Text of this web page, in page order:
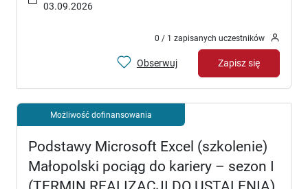
03.09.2026
0 / 1 zapisanych uczestników
Obserwuj Zapisz się
Możliwość dofinansowania
Podstawy Microsoft Excel (szkolenie)
Małopolski pociąg do kariery – sezon I